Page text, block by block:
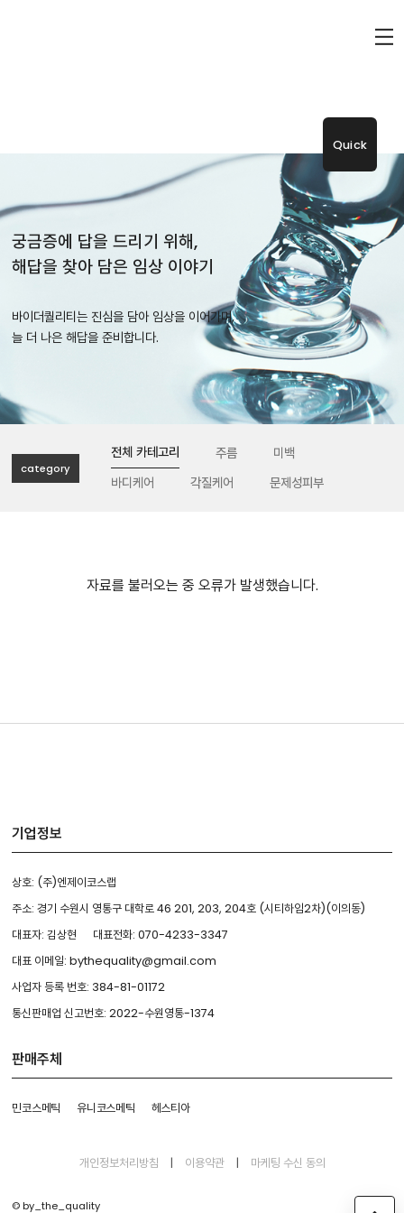
Quick
궁금증에 답을 드리기 위해,
해답을 찾아 담은 임상 이야기
바이더퀄리티는 진심을 담아 임상을 이어가며,
늘 더 나은 해답을 준비합니다.
category
전체 카테고리 주름
미백
바디케어
각질케어 문제성피부
자료를 불러오는 중 오류가 발생했습니다.
기업정보
상호: (주)엔제이코스랩
주소: 경기 수원시 영통구 대학로 46 201, 203, 204호 (시티하임2차)(이의동)
대표자: 김상현
대표전화: 070-4233-3347
대표 이메일: bythequality@gmail.com
사업자 등록 번호: 384-81-01172
통신판매업 신고번호: 2022-수원영통-1374
판매주체
민코스메틱 유니코스메틱 헤스티아
개인정보처리방침 | 이용약관 | 마케팅 수신 동의
© by_the_quality